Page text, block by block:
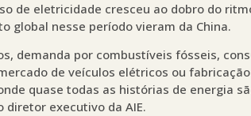
de eletricidade cresceu ao dobro do
global nesse período vieram da China.
demanda por combustíveis fósseis,
de veículos elétricos ou
quase todas as histórias de energia
diretor executivo da AIE.